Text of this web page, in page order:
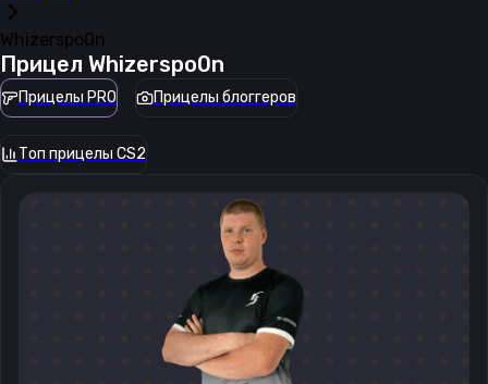
Whizerspo0n
Прицел Whizerspo0n
Прицелы PRO Прицелы блоггеров
Топ прицелы CS2